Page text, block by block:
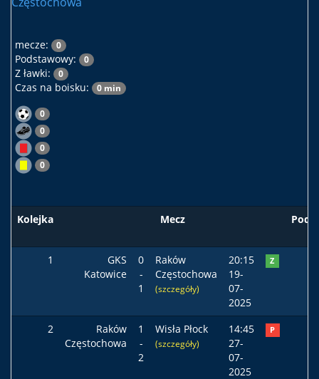
mecze: 0
Podstawowy: 0
Z ławki: 0
Czas na boisku: 0 min
0
0
0
0
Kolejka Mecz Podst
1
GKS
Katowice
0
-
1
Raków
Częstochowa
(szczegóły)
20:15
19-
07-
2025
Z
2
Raków
Częstochowa
1
-
2
Wisła Płock
(szczegóły)
14:45
27-
07-
2025
P